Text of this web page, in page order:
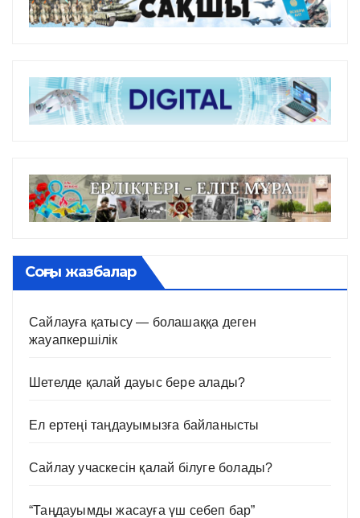
Соңғы жазбалар
Сайлауға қатысу — болашаққа деген
жауапкершілік
Шетелде қалай дауыс бере алады?
Ел ертеңі таңдауымызға байланысты
Сайлау учаскесін қалай білуге болады?
“Таңдауымды жасауға үш себеп бар”